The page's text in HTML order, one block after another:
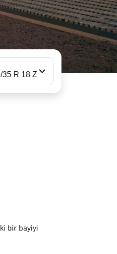
35 R 18 Z
bir bayiyi